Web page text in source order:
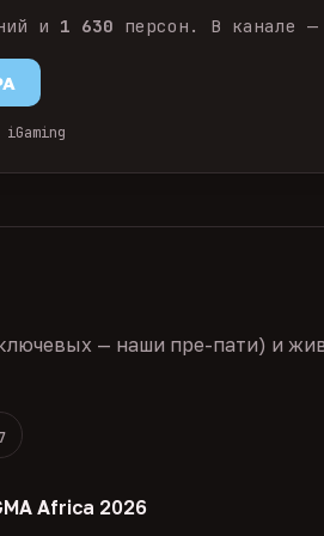
и 1 630 персон. В канале
— наши пре-пати) и
Africa 2026